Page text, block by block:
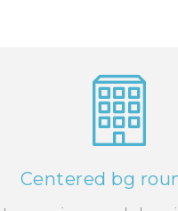
Centered bg